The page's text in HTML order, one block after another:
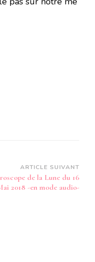
ARTICLE SUIVANT
de la Lune du 16
2018 -en mode audio-